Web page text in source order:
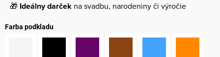
🎁 Ideálny darček na svadbu, narodeniny či výročie
Farba podkladu